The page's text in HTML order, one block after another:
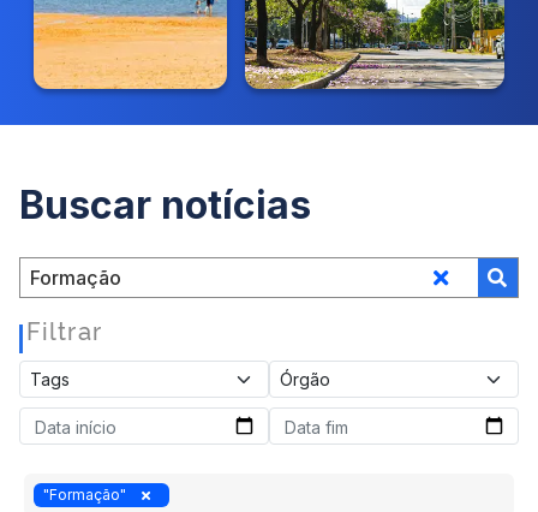
Buscar notícias
Filtrar
"Formação"